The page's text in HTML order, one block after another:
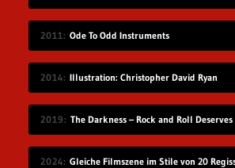
2011 Ode To Odd Instruments
2014 Illustration: Christopher David Ryan
2019 The Darkness – Rock and Roll Deserves
2024